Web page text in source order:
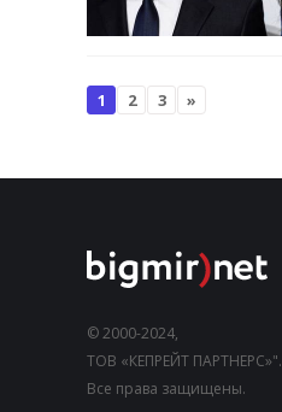
1 2 3 »
© 2000-2024,
ТОВ «КЕПРЕЙТ ПАРТНЕРС»".
Все права защищены.